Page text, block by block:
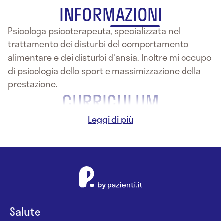
INFORMAZIONI
Psicologa psicoterapeuta, specializzata nel
trattamento dei disturbi del comportamento
alimentare e dei disturbi d'ansia. Inoltre mi occupo
di psicologia dello sport e massimizzazione della
prestazione.
CURRICULUM
Cv_Valentina Penati_formato europeo.pdf
Salute